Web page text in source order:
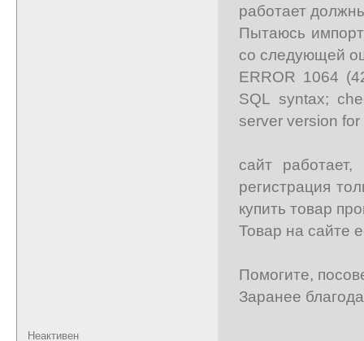
работает
Пытаюсь
со следующей
ERROR 1064
SQL syntax;
server version
cайт
регистрация
купить товар
Товар на сайте
Помогите,
Заранее
Неактивен